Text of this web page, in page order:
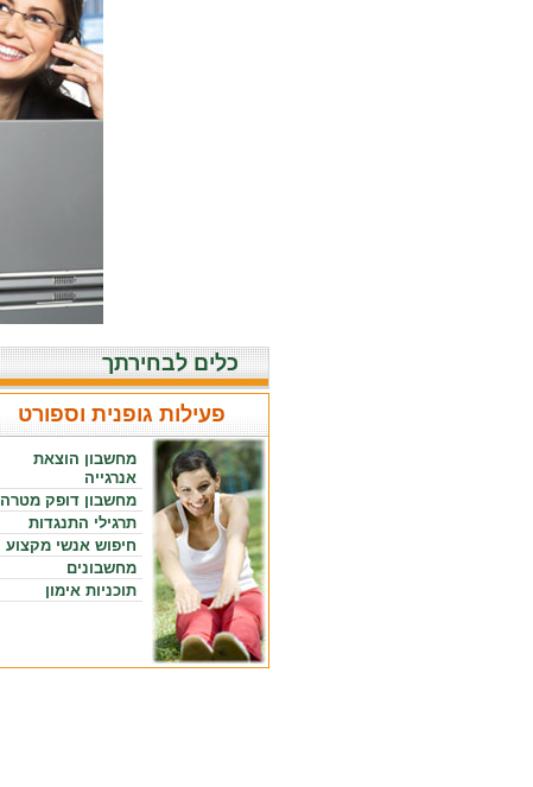
כלים לבחירתך
פעילות גופנית וספורט
מחשבון הוצאת
אנרגייה
מחשבון דופק מטרה
תרגילי התנגדות
חיפוש אנשי מקצוע
מחשבונים
תוכניות אימון